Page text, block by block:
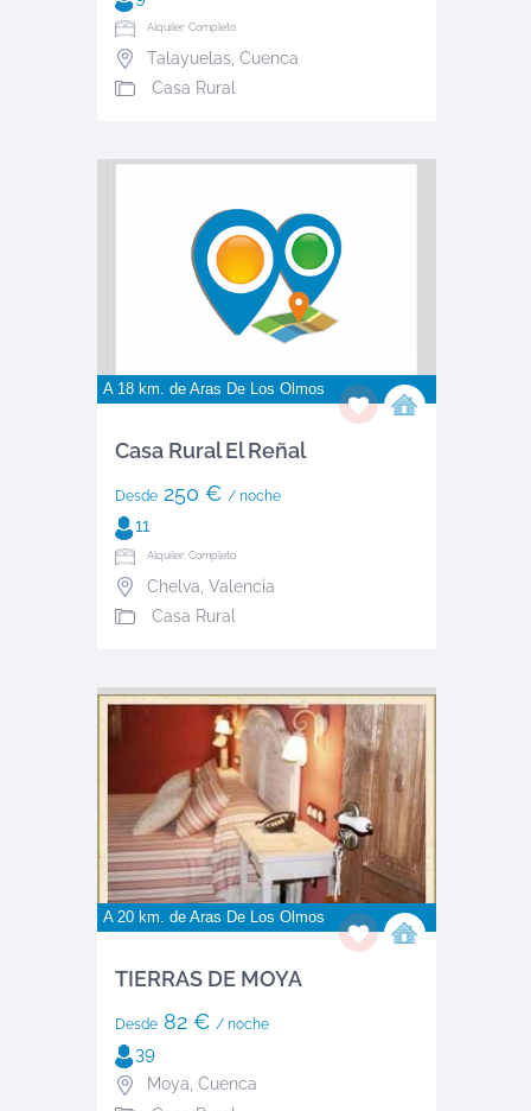
Alquiler: Completo
Talayuelas, Cuenca
Casa Rural
A 18 km. de Aras De Los Olmos
Casa Rural El Reñal
Desde250 € / noche
11
Alquiler: Completo
Chelva Valencia
Casa Rural
A 20 km. de Aras De Los Olmos
TIERRAS DE MOYA
Desde82 € / noche
39
Moya, Cuenca